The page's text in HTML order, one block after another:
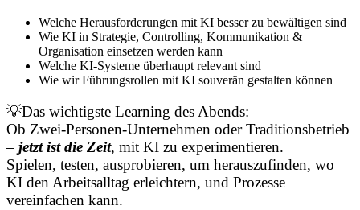
Welche Herausforderungen mit KI besser zu bewältigen sind
Wie KI in Strategie, Controlling, Kommunikation &
Organisation einsetzen werden kann
Welche KI-Systeme überhaupt relevant sind
Wie wir Führungsrollen mit KI souverän gestalten können
💡Das wichtigste Learning des Abends:
Ob Zwei-Personen-Unternehmen oder Traditionsbetrieb
– jetzt ist die Zeit, mit KI zu experimentieren.
Spielen, testen, ausprobieren, um herauszufinden, wo
KI den Arbeitsalltag erleichtern, und Prozesse
vereinfachen kann.